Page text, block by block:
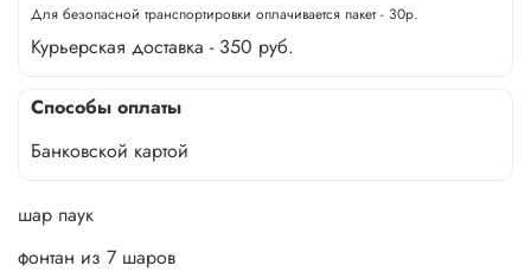
Для безопасной транспортировки оплачивается пакет - 30р.
Курьерская доставка - 350 руб.
Способы оплаты
Банковской картой
шар паук
фонтан из 7 шаров